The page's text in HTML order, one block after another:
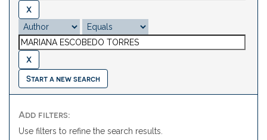
Start a new search
Add filters:
Use filters to refine the search results.